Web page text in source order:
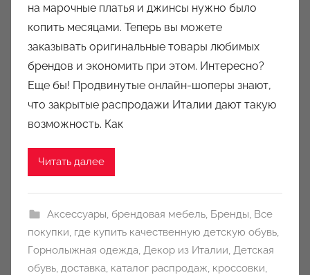
о
м
a
u
k
c
на марочные платья и джинсы нужно было
копить месяцами. Теперь вы можете
заказывать оригинальные товары любимых
брендов и экономить при этом. Интересно?
Еще бы! Продвинутые онлайн-шоперы знают,
что закрытые распродажи Италии дают такую
возможность. Как
Читать далее
Аксессуары, брендовая мебель, Бренды, Все
покупки, где купить качественную детскую обувь,
Горнолыжная одежда, Декор из Италии, Детская
обувь, доставка, каталог распродаж, кроссовки,